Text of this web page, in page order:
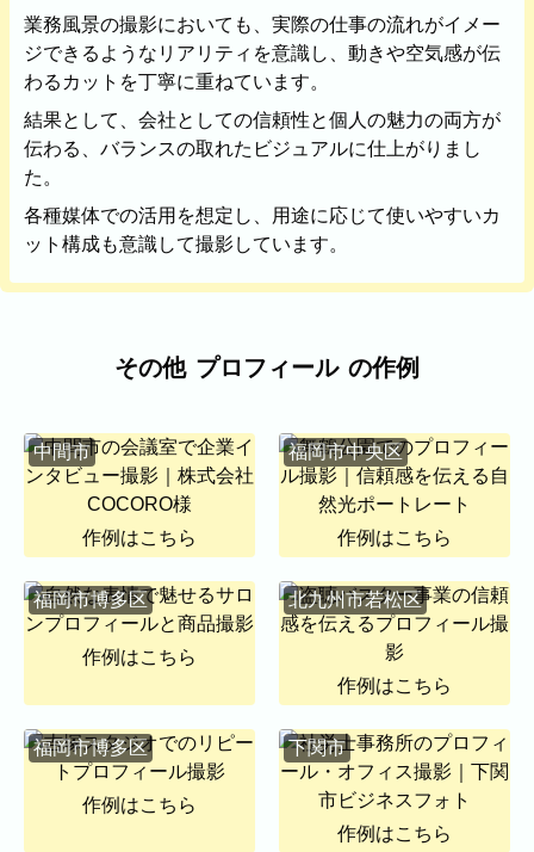
出張エリア
出張エリア
そのほかの対応エリアについては、出張エ
リア一覧よりご確認いただけます。
太宰府市
北九州市八幡西区
糸島市
朝倉市
久留米市 北九州市門司区 八女市
ABOUT
ABOUT
撮影・制作に対する考え方をご紹介してい
KUMICODEのことを、少し知っていただけ
私たちにできること
写真撮影・動画撮影・WEBサイト制作を行っています。
WEBサイト制作
会社概要
代表者、所在地、事業内容等の記載。
業務風景の撮影においても、実際の仕事の流れがイメー
ジできるようなリアリティを意識し、動きや空気感が伝
わるカットを丁寧に重ねています。
結果として、会社としての信頼性と個人の魅力の両方が
伝わる、バランスの取れたビジュアルに仕上がりまし
た。
各種媒体での活用を想定し、用途に応じて使いやすいカ
ット構成も意識して撮影しています。
その他 プロフィール の作例
中間市
作例はこちら
福岡市中央区
作例はこちら
福岡市博多区
作例はこちら
北九州市若松区
作例はこちら
福岡市博多区
作例はこちら
下関市
作例はこちら